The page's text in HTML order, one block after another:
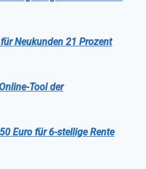
Neukunden 21 Prozent
Tool der
Euro für 6-stellige Rente